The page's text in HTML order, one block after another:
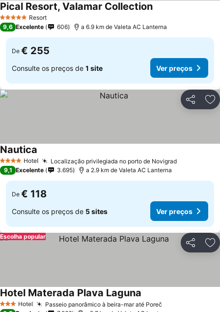
5 Estrelas Resort
Pical Resort, Valamar Collection
9,6 Excelente 606 a 6.9 km de Valeta AC Lanterna
De € 255
Consulte os preços de 1 site Ver preços
Partilhar
4 EstrelasHotel Localização privilegiada no porto de Novigrad
Nautica
9,1 Excelente 3.695 a 2.9 km de Valeta AC Lanterna
De € 118
Consulte os preços de 5 sites Ver preços
Partilhar
Escolha popular
3 EstrelasHotel Passeio panorâmico à beira-mar até Poreč
Hotel Materada Plava Laguna